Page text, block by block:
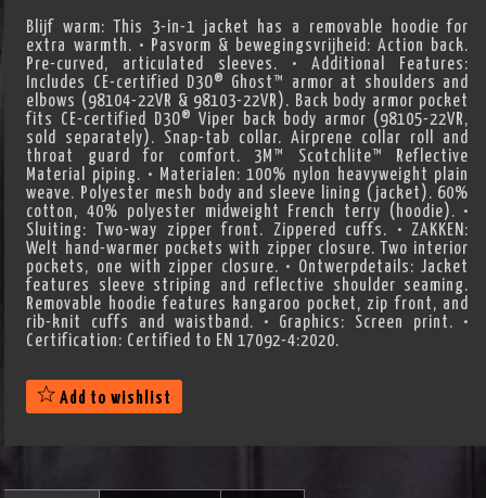
Blijf warm: This 3-in-1 jacket has a removable hoodie for
extra warmth. • Pasvorm & bewegingsvrijheid: Action back.
Pre-curved, articulated sleeves. • Additional Features:
Includes CE-certified D3O® Ghost™ armor at shoulders and
elbows (98104-22VR & 98103-22VR). Back body armor pocket
fits CE-certified D3O® Viper back body armor (98105-22VR,
sold separately). Snap-tab collar. Airprene collar roll and
throat guard for comfort. 3M™ Scotchlite™ Reflective
Material piping. • Materialen: 100% nylon heavyweight plain
weave. Polyester mesh body and sleeve lining (jacket). 60%
cotton, 40% polyester midweight French terry (hoodie). •
Sluiting: Two-way zipper front. Zippered cuffs. • ZAKKEN:
Welt hand-warmer pockets with zipper closure. Two interior
pockets, one with zipper closure. • Ontwerpdetails: Jacket
features sleeve striping and reflective shoulder seaming.
Removable hoodie features kangaroo pocket, zip front, and
rib-knit cuffs and waistband. • Graphics: Screen print. •
Certification: Certified to EN 17092-4:2020.
Add to wishlist